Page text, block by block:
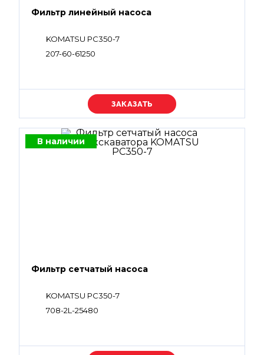
Фильтр линейный насоса
KOMATSU PC350-7
207-60-61250
Уточняйте цену
В наличии
Фильтр сетчатый насоса
KOMATSU PC350-7
708-2L-25480